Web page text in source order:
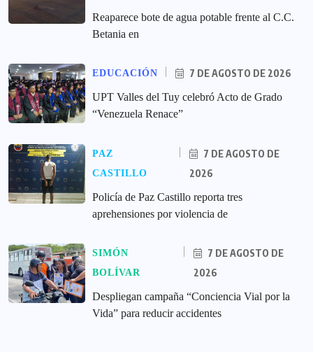
Reaparece bote de agua potable frente al C.C.
Betania en
EDUCACIÓN
7 DE AGOSTO DE 2026
UPT Valles del Tuy celebró Acto de Grado
“Venezuela Renace”
PAZ
CASTILLO
7 DE AGOSTO DE
2026
‎Policía de Paz Castillo reporta tres
aprehensiones por violencia de
SIMÓN
BOLÍVAR
7 DE AGOSTO DE
2026
‎Despliegan campaña “Conciencia Vial por la
Vida” para reducir accidentes